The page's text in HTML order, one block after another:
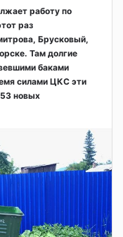
работу по
раз
Брусковый,
Там долгие
баками
силами ЦКС эти
новых